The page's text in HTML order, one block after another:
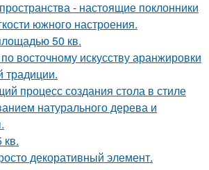
- настоящие поклонники
южного настроения.
50 кв.
восточному искусству аранжировки
традиции.
процесс создания стола в стиле
натурального дерева и
декоративный элемент.